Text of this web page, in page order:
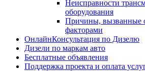
Неисправности
оборудования
Причины, вызванные
факторами
ОнлайнКонсультация по Дизелю
Дизели по маркам авто
Бесплатные объявления
Поддержка проекта и оплата